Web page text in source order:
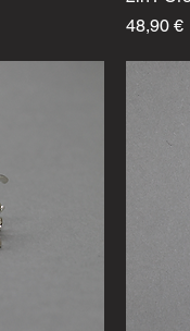
Preis
48,90 €